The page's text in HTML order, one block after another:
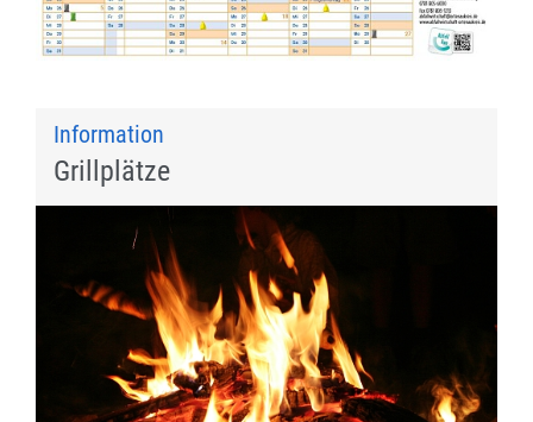
Information
Grillplätze